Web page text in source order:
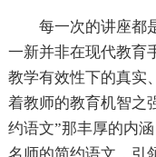
每一次的讲座都
一新并非在现代教育
教学有效性下的真实
着教师的教育机智之
约语文”那丰厚的内
名师的简约语文，引